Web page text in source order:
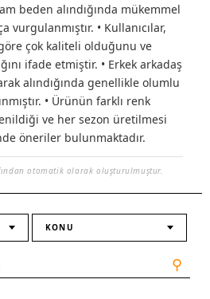
beden alındığında mükemmel
vurgulanmıştır. • Kullanıcılar,
çok kaliteli olduğunu ve
ifade etmiştir. • Erkek arkadaş
alındığında genellikle olumlu
• Ürünün farklı renk
ve her sezon üretilmesi
öneriler bulunmaktadır.
otomatik olarak oluşturulmuştur.
KONU
⚲